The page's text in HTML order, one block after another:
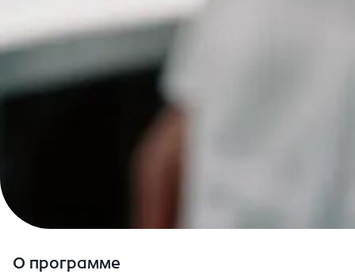
О программе